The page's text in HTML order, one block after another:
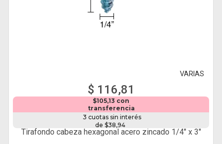
VARIAS
$ 116,81
$105,13 con
transferencia
3 cuotas sin interés
de $38,94
Tirafondo cabeza hexagonal acero zincado 1/4" x 3"